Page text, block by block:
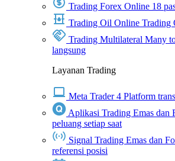
Trading Forex Online 18
Trading Oil Online Trading
Trading Multilateral Many
langsung
Layanan Trading
Meta Trader 4 Platform
Aplikasi Trading Emas dan
peluang setiap saat
Signal Trading Emas dan
referensi posisi